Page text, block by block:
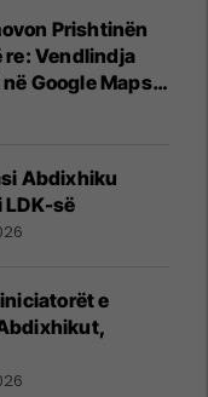
Prishtinën
re: Vendlindja
Google Maps
Abdixhiku
LDK-së
e